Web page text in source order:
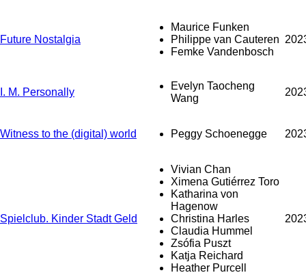
Future Nostalgia
Maurice Funken
Philippe van Cauteren
Femke Vandenbosch
I. M. Personally
Evelyn Taocheng
Wang
Witness to the (digital) world Peggy Schoenegge
Spielclub. Kinder Stadt Geld
Vivian Chan
Ximena Gutiérrez Toro
Katharina von
Hagenow
Christina Harles
Claudia Hummel
Zsófia Puszt
Katja Reichard
Heather Purcell